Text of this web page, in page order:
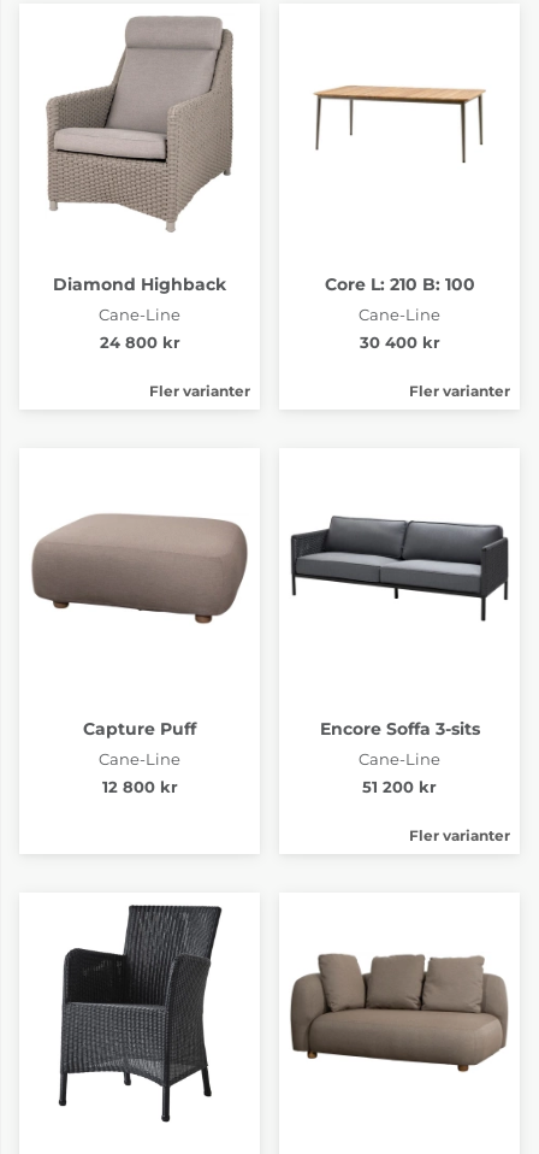
Diamond Highback
Cane-Line
24 800 kr
Fler varianter
Core L: 210 B: 100
Cane-Line
30 400 kr
Fler varianter
Capture Puff
Cane-Line
12 800 kr
Encore Soffa 3-sits
Cane-Line
51 200 kr
Fler varianter